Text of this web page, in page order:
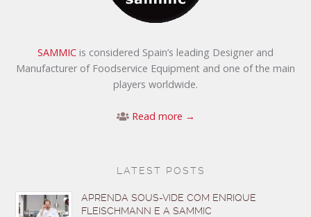
SAMMIC is considered Spain’s leading Designer and
Manufacturer of Foodservice Equipment and one of the main
players worldwide.
Read more →
LATEST POSTS
APRENDA SOUS-VIDE COM ENRIQUE
FLEISCHMANN E A SAMMIC